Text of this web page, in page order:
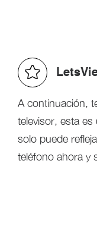
A continuación,
televisor, esta
solo puede
teléfono ahora y